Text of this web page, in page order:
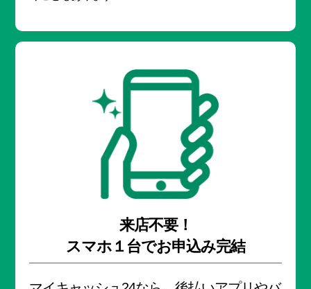
来店不要！
スマホ１台でお申込み完結